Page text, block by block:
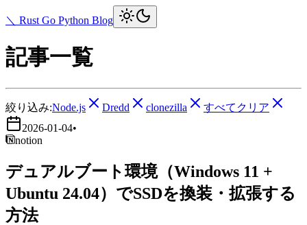
＼ Rust Go Python Blog
記事一覧
絞り込み:Node.js Dredd clonezilla
すべてクリア
2026-01-04•
notion
デュアルブート環境（Windows 11 +
Ubuntu 24.04）でSSDを換装・拡張する
方法